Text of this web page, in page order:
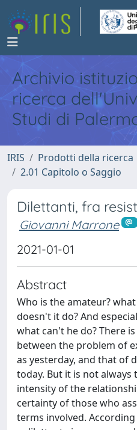
Archivio
ricerca
Studi di
IRIS Prodotti della ricerca
2.01 Capitolo o Saggio
Dilettanti, fra
Giovanni Marrone
2021-01-01
Abstract
Who is the amateur?
doesn't it do? And
what can't he do? There
between the problem of
as yesterday, and that of
today. But it is not
intensity of the
certainty of those who
terms involved.